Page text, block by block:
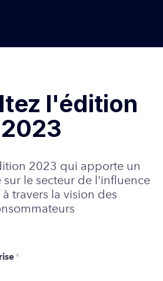
l'édition
2023
2023 qui apporte un
le secteur de l'influence
travers la vision des
*